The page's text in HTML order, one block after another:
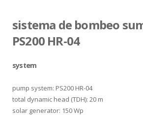
sistema de bombeo
PS200 HR-04
system
pump system: PS200 HR-04
total dynamic head (TDH): 20 m
solar generator: 150 Wp